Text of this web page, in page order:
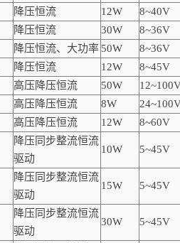
降压恒流 12W
8~40V
降压恒流 30W
8~36V
降压恒流、大功率 50W
8~36V
降压恒流 12W
8~45V
高压降压恒流 50W
高压降压恒流 8W
高压降压恒流 12W 8~60V
降压同步整流恒流
驱动
10W 5~45V
降压同步整流恒流
驱动
15W 5~45V
降压同步整流恒流
驱动
30W 5~45V